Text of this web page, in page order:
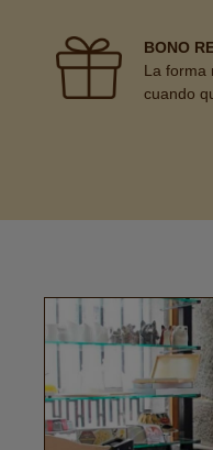
BONO
La forma
cuando